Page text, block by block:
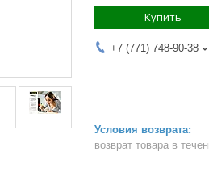
Купить
+7 (771) 748-90-38
возврат товара в